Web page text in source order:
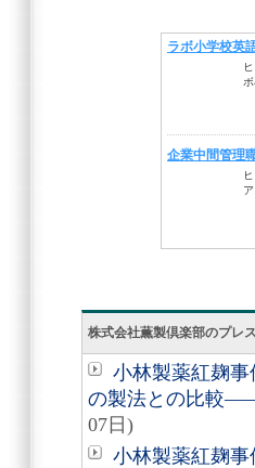
株式会社薫製倶楽部のプレ
小林製薬紅麹
の製法との比較
07日)
小林製薬紅麹